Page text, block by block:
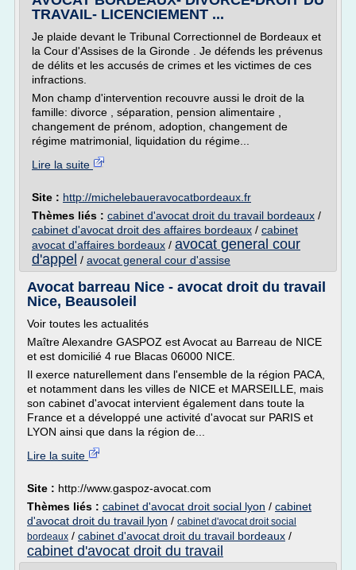
TRAVAIL- LICENCIEMENT ...
Je plaide devant le Tribunal Correctionnel de Bordeaux et
la Cour d'Assises de la Gironde . Je défends les prévenus
de délits et les accusés de crimes et les victimes de ces
infractions.
Mon champ d'intervention recouvre aussi le droit de la
famille: divorce , séparation, pension alimentaire ,
changement de prénom, adoption, changement de
régime matrimonial, liquidation du régime...
Lire la suite
Site : http://michelebaueravocatbordeaux.fr
Thèmes liés : cabinet d'avocat droit du travail bordeaux /
cabinet d'avocat droit des affaires bordeaux / cabinet
avocat d'affaires bordeaux / avocat general cour
d'appel / avocat general cour d'assise
Avocat barreau Nice - avocat droit du travail
Nice, Beausoleil
Voir toutes les actualités
Maître Alexandre GASPOZ est Avocat au Barreau de NICE
et est domicilié 4 rue Blacas 06000 NICE.
Il exerce naturellement dans l'ensemble de la région PACA,
et notamment dans les villes de NICE et MARSEILLE, mais
son cabinet d'avocat intervient également dans toute la
France et a développé une activité d'avocat sur PARIS et
LYON ainsi que dans la région de...
Lire la suite
Site : http://www.gaspoz-avocat.com
Thèmes liés : cabinet d'avocat droit social lyon / cabinet
d'avocat droit du travail lyon / cabinet d'avocat droit social
bordeaux / cabinet d'avocat droit du travail bordeaux /
cabinet d'avocat droit du travail